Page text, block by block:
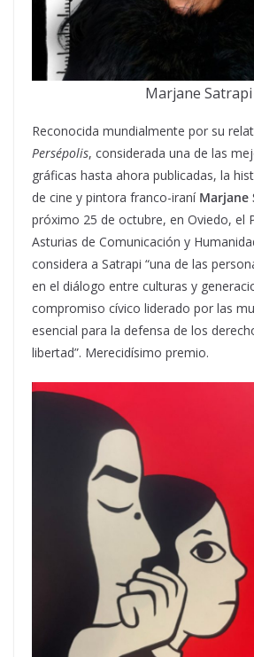
Marjane Satrapi
Reconocida mundialmente por su
Persépolis, considerada una de las
gráficas hasta ahora publicadas, la
de cine y pintora franco-iraní Marjane
próximo 25 de octubre, en Oviedo, el
Asturias de Comunicación y
considera a Satrapi “una de las
en el diálogo entre culturas y
compromiso cívico liderado por las
esencial para la defensa de los
libertad”. Merecidísimo premio.